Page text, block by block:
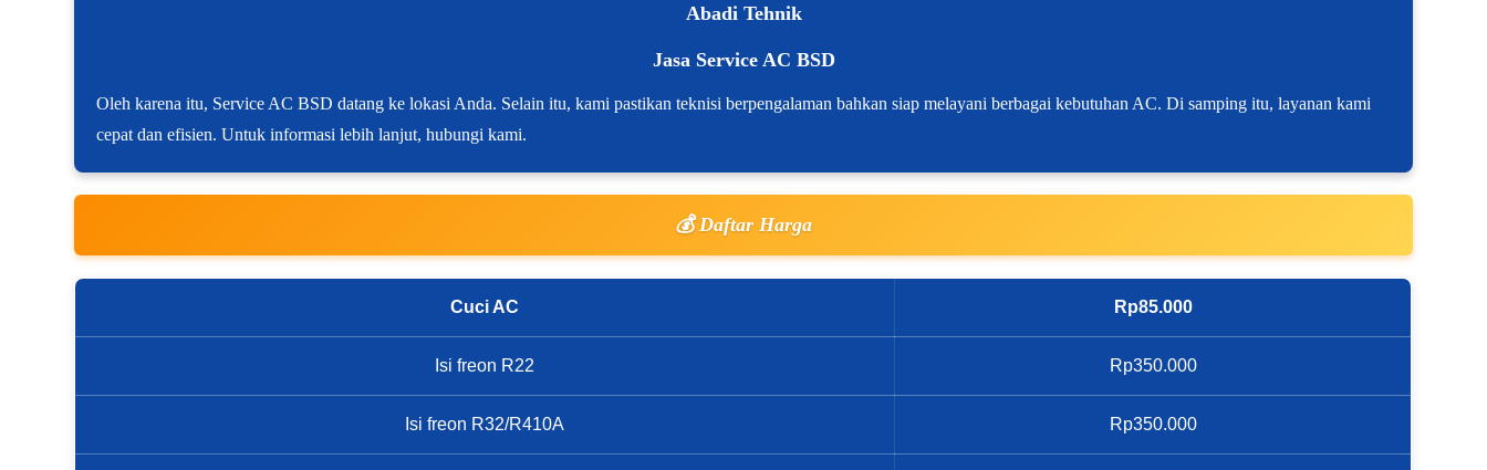
Abadi Tehnik
Jasa Service AC BSD
Oleh karena itu, Service AC BSD datang ke lokasi Anda. Selain itu, kami pastikan teknisi berpengalaman bahkan siap melayani berbagai kebutuhan AC. Di samping itu, layanan kami
cepat dan efisien. Untuk informasi lebih lanjut, hubungi kami.
💰 Daftar Harga
Cuci AC Rp85.000
Isi freon R22 Rp350.000
Isi freon R32/R410A Rp350.000